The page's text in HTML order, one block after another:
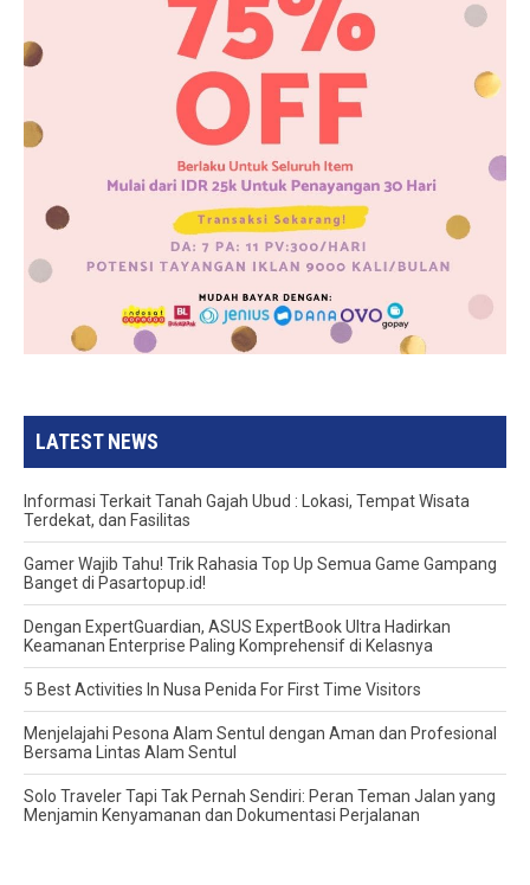
LATEST NEWS
Informasi Terkait Tanah Gajah Ubud : Lokasi, Tempat Wisata
Terdekat, dan Fasilitas
Gamer Wajib Tahu! Trik Rahasia Top Up Semua Game Gampang
Banget di Pasartopup.id!
Dengan ExpertGuardian, ASUS ExpertBook Ultra Hadirkan
Keamanan Enterprise Paling Komprehensif di Kelasnya
5 Best Activities In Nusa Penida For First Time Visitors
Menjelajahi Pesona Alam Sentul dengan Aman dan Profesional
Bersama Lintas Alam Sentul
Solo Traveler Tapi Tak Pernah Sendiri: Peran Teman Jalan yang
Menjamin Kenyamanan dan Dokumentasi Perjalanan